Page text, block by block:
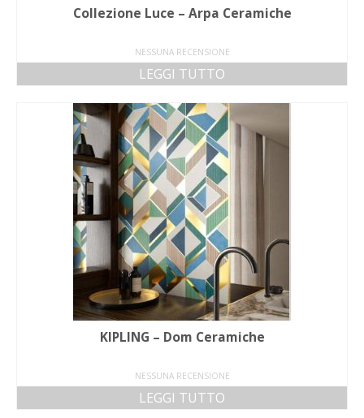
Collezione Luce – Arpa Ceramiche
NESSUNA RECENSIONE
LEGGI TUTTO
KIPLING – Dom Ceramiche
NESSUNA RECENSIONE
LEGGI TUTTO